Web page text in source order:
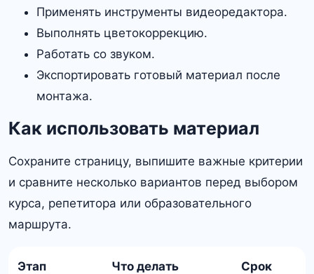
Применять инструменты видеоредактора.
Выполнять цветокоррекцию.
Работать со звуком.
Экспортировать готовый материал после
монтажа.
Как использовать материал
Сохраните страницу, выпишите важные критерии
и сравните несколько вариантов перед выбором
курса, репетитора или образовательного
маршрута.
Этап Что делать Срок